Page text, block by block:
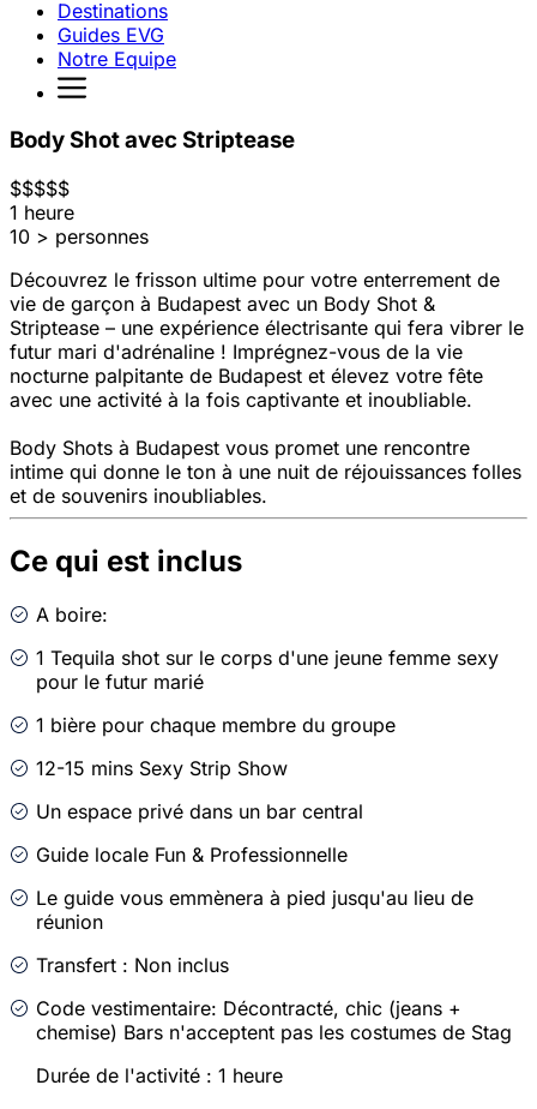
Destinations
Guides EVG
Notre Equipe
Body Shot avec Striptease
$$$$$
1 heure
10 > personnes
Découvrez le frisson ultime pour votre enterrement de
vie de garçon à Budapest avec un Body Shot &
Striptease – une expérience électrisante qui fera vibrer le
futur mari d'adrénaline ! Imprégnez-vous de la vie
nocturne palpitante de Budapest et élevez votre fête
avec une activité à la fois captivante et inoubliable.
Body Shots à Budapest vous promet une rencontre
intime qui donne le ton à une nuit de réjouissances folles
et de souvenirs inoubliables.
Ce qui est inclus
A boire:
1 Tequila shot sur le corps d'une jeune femme sexy
pour le futur marié
1 bière pour chaque membre du groupe
12-15 mins Sexy Strip Show
Un espace privé dans un bar central
Guide locale Fun & Professionnelle
Le guide vous emmènera à pied jusqu'au lieu de
réunion
Transfert : Non inclus
Code vestimentaire: Décontracté, chic (jeans +
chemise) Bars n'acceptent pas les costumes de Stag
Durée de l'activité : 1 heure